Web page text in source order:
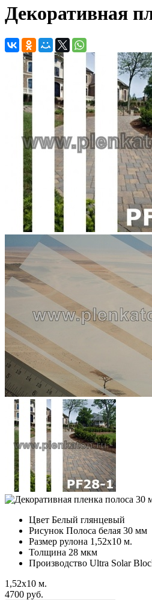
Декоративная
Цвет Белый глянцевый
Рисунок Полоса белая 30 мм
Размер рулона 1,52х10 м.
Толщина 28 мкм
Производство Ultra Solar
1,52х10 м.
4700 руб.